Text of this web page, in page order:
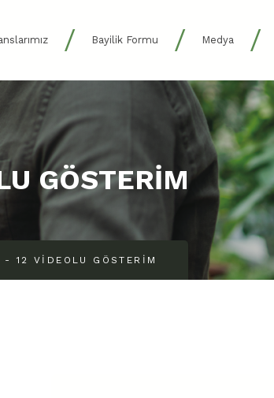
/ Bayilik Formu / Medya /
GÖSTERIM
- 12 VIDEOLU GÖSTERIM